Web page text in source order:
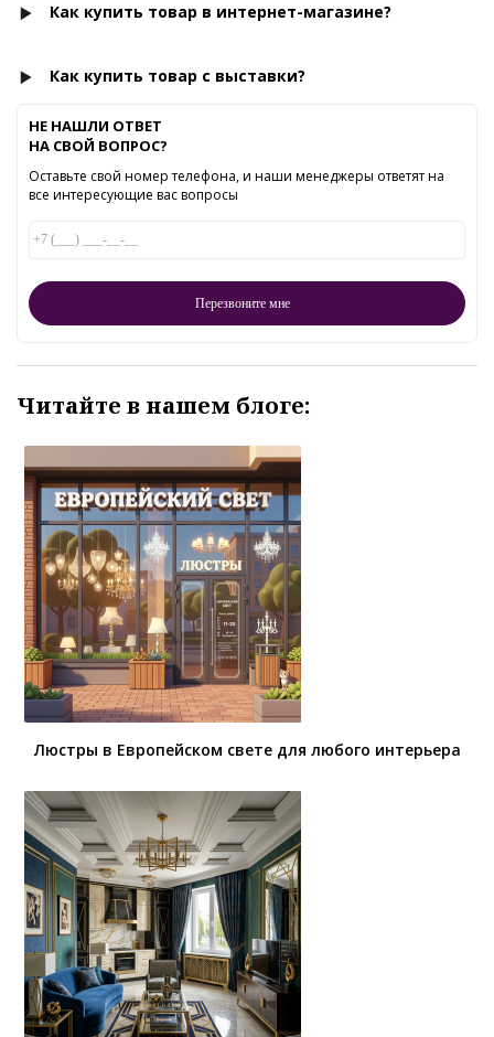
Как купить товар в интернет-магазине?
Как купить товар с выставки?
НЕ НАШЛИ ОТВЕТ
НА СВОЙ ВОПРОС?
Оставьте свой номер телефона, и наши менеджеры ответят на
все интересующие вас вопросы
Читайте в нашем блоге:
Люстры в Европейском свете для любого интерьера